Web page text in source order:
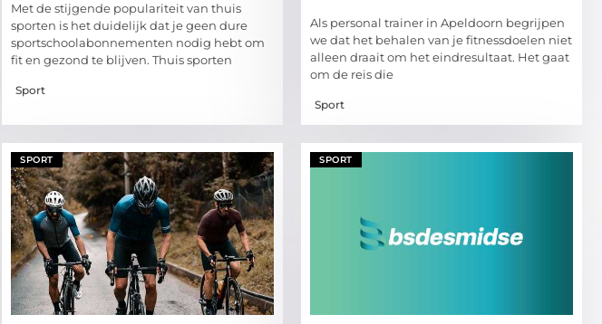
Met de stijgende populariteit van thuis
sporten is het duidelijk dat je geen dure
sportschoolabonnementen nodig hebt om
fit en gezond te blijven. Thuis sporten
Sport
Als personal trainer in Apeldoorn begrijpen
we dat het behalen van je fitnessdoelen niet
alleen draait om het eindresultaat. Het gaat
om de reis die
Sport
SPORT SPORT